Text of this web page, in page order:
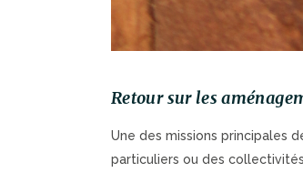
Retour sur les
Une des missions principales
particuliers ou des